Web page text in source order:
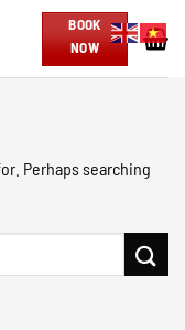
BOOK
NOW
Perhaps searching